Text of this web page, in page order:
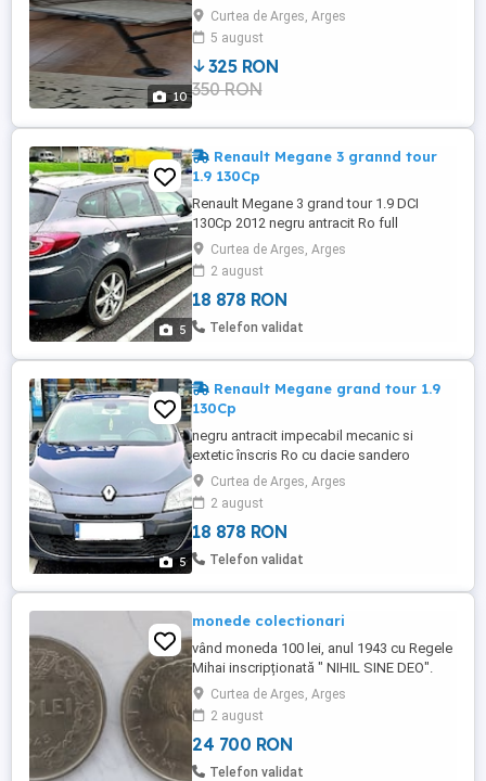
10
o greutate mare, am înlocuit picioarele
originale cu altele din oțel, mai lungi.
Produsul este nou, nefolosit. A fost
achiziționat cu 350 lei, anul trecut. Optez
pentru predare personală, în Curtea de
Curtea de Arges, Arges
5 august
325 RON
350 RON
5
Renault Megane 3 grannd tour
1.9 130Cp
Renault Megane 3 grand tour 1.9 DCI
130Cp 2012 negru antracit Ro full
impecabil mecanic si extetic înscris Ro .
Fiscal pe loc.
Curtea de Arges, Arges
2 august
18 878 RON
Telefon validat
5
Renault Megane grand tour 1.9
130Cp
negru antracit impecabil mecanic si
extetic înscris Ro cu dacie sandero
stepway Ro tot in perfecta stare atât
funcționare cat si extetic.
Curtea de Arges, Arges
2 august
18 878 RON
Telefon validat
monede colectionari
vând moneda 100 lei, anul 1943 cu Regele
Mihai inscripționată " NIHIL SINE DEO".
Numai pentru colecționari, rog sa nu
deranjați inutil. mulțumesc!
Curtea de Arges, Arges
2 august
24 700 RON
Telefon validat